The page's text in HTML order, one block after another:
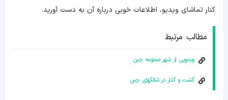
کنار تماشای ویدیو، اطلاعات خوبی درباره آن به دست آورید.
مطالب مرتبط
ویدیویی از شهر ممنوعه چین
گشت و گذار در شانگهای چین